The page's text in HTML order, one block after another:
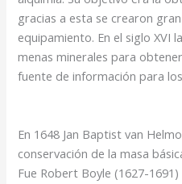
gracias a esta se crearon
equipamiento. En el siglo XVI
menas minerales para
fuente de información para
En 1648 Jan Baptist van
conservación de la masa
Fue Robert Boyle (1627-